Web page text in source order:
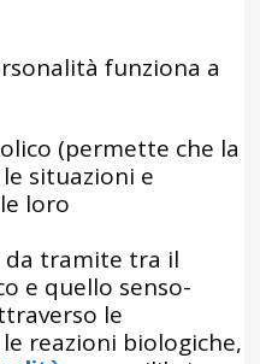
funziona a
(permette che la
situazioni e
loro
da tramite tra il
e quello senso-
le
reazioni biologiche,